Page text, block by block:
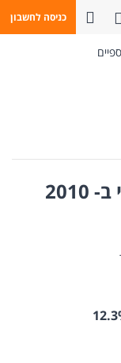
כניסה לחשבון
פתח חיפושחייגו אלינו